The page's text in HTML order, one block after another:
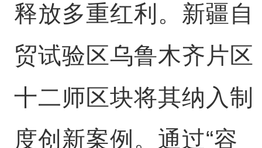
释放多重红利。新疆自
贸试验区乌鲁木齐片区
十二师区块将其纳入制
度创新案例。通过“容